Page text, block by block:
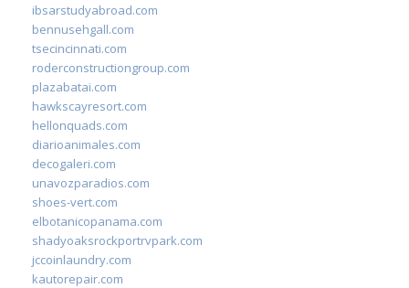
ibsarstudyabroad.com
bennusehgall.com
tsecincinnati.com
roderconstructiongroup.com
plazabatai.com
hawkscayresort.com
hellonquads.com
diarioanimales.com
decogaleri.com
unavozparadios.com
shoes-vert.com
elbotanicopanama.com
shadyoaksrockportrvpark.com
jccoinlaundry.com
kautorepair.com